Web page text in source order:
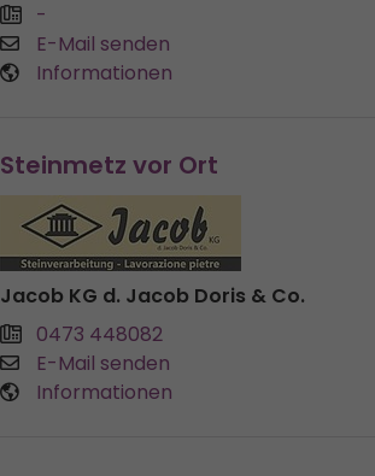
-
E-Mail senden
Informationen
Steinmetz vor Ort
Jacob KG d. Jacob Doris & Co.
0473 448082
E-Mail senden
Informationen